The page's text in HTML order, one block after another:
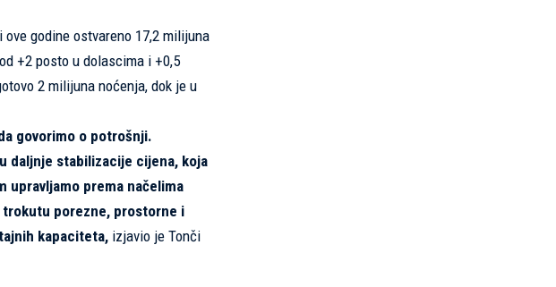
godine ostvareno 17,2 milijuna
+2 posto u dolascima i +0,5
2 milijuna noćenja, dok je u
govorimo o potrošnji.
daljnje stabilizacije cijena, koja
upravljamo prema načelima
trokutu porezne, prostorne i
kapaciteta, izjavio je Tonči